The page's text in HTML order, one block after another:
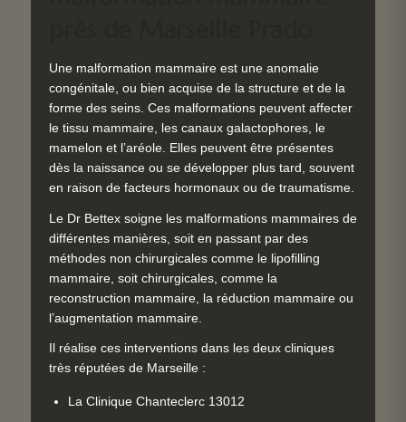
Une malformation mammaire est une anomalie
congénitale, ou bien acquise de la structure et de la
forme des seins. Ces malformations peuvent affecter
le tissu mammaire, les canaux galactophores, le
mamelon et l’aréole. Elles peuvent être présentes
dès la naissance ou se développer plus tard, souvent
en raison de facteurs hormonaux ou de traumatisme.
Le Dr Bettex soigne les malformations mammaires de
différentes manières, soit en passant par des
méthodes non chirurgicales comme le lipofilling
mammaire, soit chirurgicales, comme la
reconstruction mammaire, la réduction mammaire ou
l’augmentation mammaire.
Il réalise ces interventions dans les deux cliniques
très réputées de Marseille :
La Clinique Chanteclerc 13012